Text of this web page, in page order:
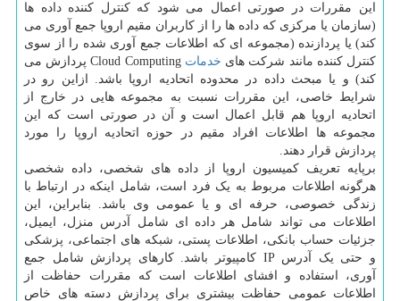
این مقررات در صورتی اعمال می شود که کنترل کننده داده ها
(سازمان یا مرکزی که داده ها را از کاربران مقیم اروپا جمع آوری می
کند) یا پردازنده (مجموعه ای که اطلاعات جمع آوری شده را از سوی
کنترل کننده مانند شرکت های خدمات
Cloud Computing پردازش می
کند) و یا مبحث داده در محدوده اتحادیه اروپا باشد. ازاین رو در
شرایط خاصی، این مقررات نسبت به مجموعه هایی در خارج از
اتحادیه اروپا هم قابل اعمال است و آن در صورتی است که این
مجموعه ها اطلاعات افراد مقیم در حوزه اتحادیه اروپا را مورد
پردازش قرار دهند.
برپایه تعریف کمیسیون اروپا از داده های شخصی، داده شخصی
هرگونه اطلاعات مربوط به یک فرد است، شامل اینکه در ارتباط با
زندگی خصوصی، حرفه ای و یا عمومی وی باشد. بنابراین، این
اطلاعات می تواند شامل هر داده ای شامل آدرس منزل، ایمیل،
جزئیات حساب بانکی، اطلاعات پستی، شبکه های اجتماعی، پزشکی
و حتی یک آدرس IP کامپیوتر باشد. کارهای پردازش شامل جمع
آوری، استفاده و افشای اطلاعات است که مقررات حفاظت از
اطلاعات عمومی حفاظت بیشتری برای پردازش دسته های خاص